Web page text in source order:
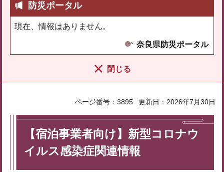
防災ポータル
現在、情報はありません。
奈良県防災ポータル
閉じる
ページ番号：3895 更新日：2026年7月30日
【宿泊事業者向け】新型コロナウ
イルス感染症関連情報